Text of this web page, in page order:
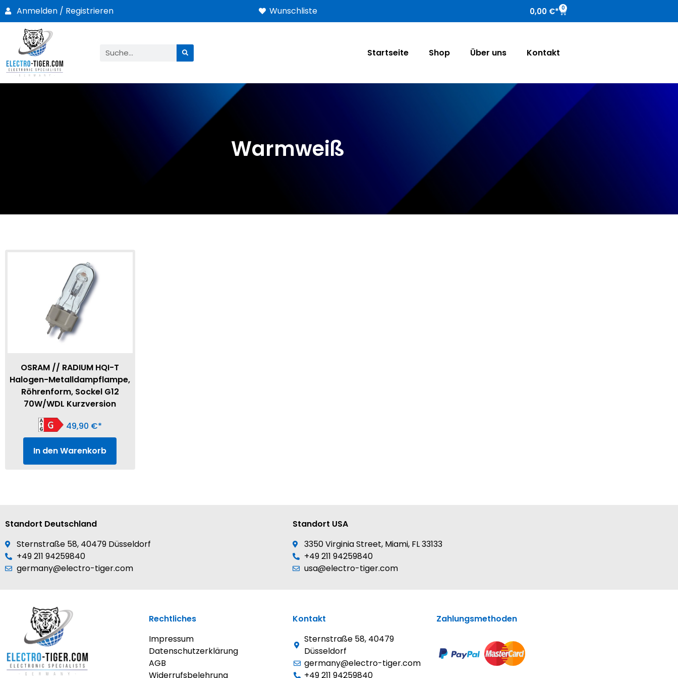
Anmelden / Registrieren Wunschliste 0,00 € 0
Startseite Shop Über uns Kontakt
Warmweiß
OSRAM // RADIUM HQI-T
Halogen-Metalldampflampe,
Röhrenform, Sockel G12
70W/WDL Kurzversion
49,90 €
In den Warenkorb
Standort Deutschland
Sternstraße 58, 40479 Düsseldorf
+49 211 94259840
germany@electro-tiger.com
Standort USA
3350 Virginia Street, Miami, FL 33133
+49 211 94259840
usa@electro-tiger.com
Rechtliches
Impressum
Datenschutzerklärung
AGB
Widerrufsbelehrung
Kontakt
Sternstraße 58, 40479
Düsseldorf
germany@electro-tiger.com
+49 211 94259840
Zahlungsmethoden